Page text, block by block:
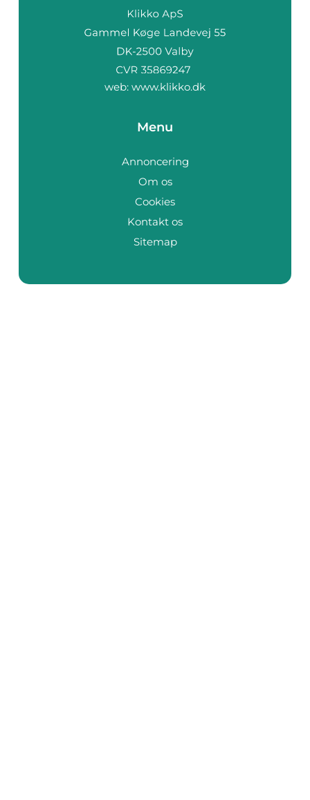
web: www.klikko.dk
Menu
Annoncering
Om os
Cookies
Kontakt os
Sitemap